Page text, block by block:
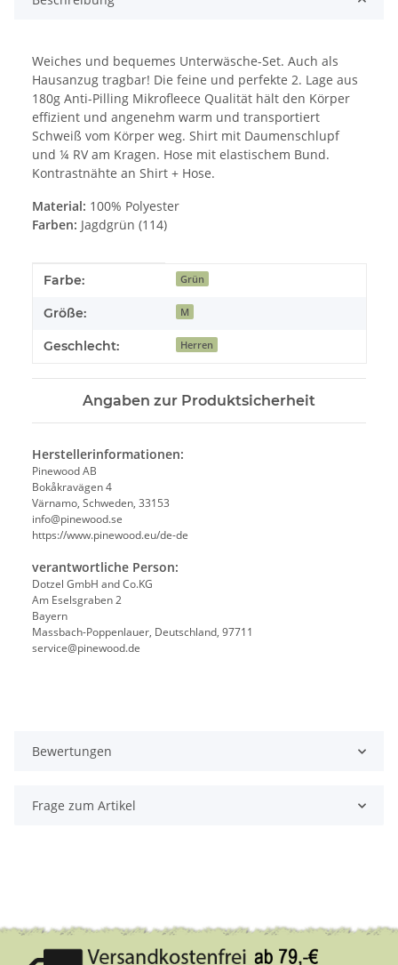
Weiches und bequemes Unterwäsche-Set. Auch als
Hausanzug tragbar! Die feine und perfekte 2. Lage aus
180g Anti-Pilling Mikrofleece Qualität hält den Körper
effizient und angenehm warm und transportiert
Schweiß vom Körper weg. Shirt mit Daumenschlupf
und ¼ RV am Kragen. Hose mit elastischem Bund.
Kontrastnähte an Shirt + Hose.
Material: 100% Polyester
Farben: Jagdgrün (114)
Produkteigenschaft
Wert
Farbe: Grün
Größe: M
Geschlecht: Herren
Angaben zur Produktsicherheit
Herstellerinformationen:
Pinewood AB
Bokåkravägen 4
Värnamo, Schweden, 33153
info@pinewood.se
https://www.pinewood.eu/de-de
verantwortliche Person:
Dotzel GmbH and Co.KG
Am Eselsgraben 2
Bayern
Massbach-Poppenlauer, Deutschland, 97711
service@pinewood.de
Bewertungen
Frage zum Artikel